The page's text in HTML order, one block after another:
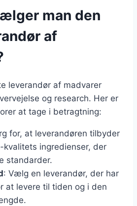
man den
af
leverandør af madvarer
og research. Her er
at tage i betragtning:
for, at leverandøren tilbyder
kvalitets ingredienser, der
standarder.
: Vælg en leverandør, der har
at levere til tiden og i den